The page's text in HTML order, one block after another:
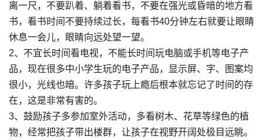
离一尺，不要趴着、躺着看书，不要在强光或昏暗的地方看
书，看书时间不要持续过长，每看书40分钟左右就要让眼睛
休息一会儿，眼睛向远处望一望。
2、不宜长时间看电视，不能长时间玩电脑或手机等电子产
品，现在很多中小学生玩的电子产品，显示屏、字、图案均
很小，光线也暗。许多孩子玩上瘾后根本就忘记了时间的存
在，这是非常有害的。
3、鼓励孩子多参加室外活动，多看树木、花草等绿色的植
物，经常把孩子带出楼群，让孩子在视野开阔处极目远眺。